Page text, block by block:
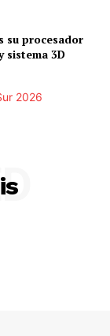
su procesador
sistema 3D